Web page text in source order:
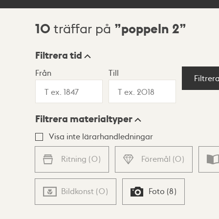
Sökresultat
10 träffar på poppeln 2
Visningsläge
Lista Karta
Filtrera tid
Från Till
Filtrera materialtyper
Visa inte lärarhandledningar
Ritning (0) Föremål (0)
Bildkonst (0) Foto (8)